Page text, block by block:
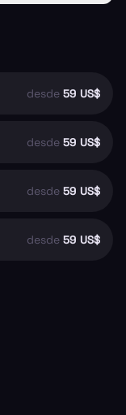
desde 59 US$
desde 59 US$
desde 59 US$
desde 59 US$